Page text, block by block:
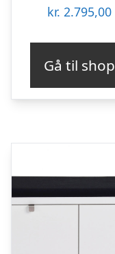
kr. 2.795,00
Gå til shop